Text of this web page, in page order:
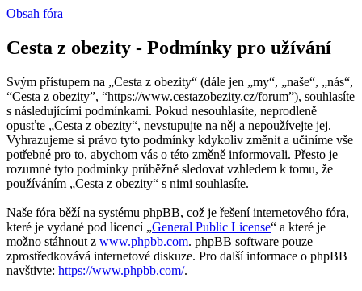
Obsah fóra
Cesta z obezity - Podmínky pro užívání
Svým přístupem na „Cesta z obezity“ (dále jen „my“, „naše“, „nás“,
“Cesta z obezity”, “https://www.cestazobezity.cz/forum”), souhlasíte
s následujícími podmínkami. Pokud nesouhlasíte, neprodleně
opusťte „Cesta z obezity“, nevstupujte na něj a nepoužívejte jej.
Vyhrazujeme si právo tyto podmínky kdykoliv změnit a učiníme vše
potřebné pro to, abychom vás o této změně informovali. Přesto je
rozumné tyto podmínky průběžně sledovat vzhledem k tomu, že
používáním „Cesta z obezity“ s nimi souhlasíte.
Naše fóra běží na systému phpBB, což je řešení internetového fóra,
které je vydané pod licencí „General Public License“ a které je
možno stáhnout z www.phpbb.com. phpBB software pouze
zprostředkovává internetové diskuze. Pro další informace o phpBB
navštivte: https://www.phpbb.com/.